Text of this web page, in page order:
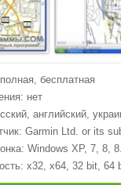
бесплатная
нет
английский,
Garmin Ltd. or its
Windows XP, 7, 8,
x32, x64, 32 bit, 64